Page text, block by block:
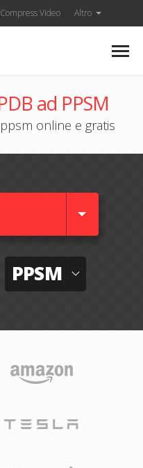
Compress Video Altro
ad PPSM
online e gratis
PPSM